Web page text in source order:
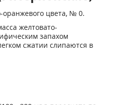
оранжевого цвета, № 0.
желтовато-
запахом
сжатии слипаются в